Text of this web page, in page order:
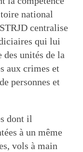
national
centralise
qui lui
des unités de la
aux crimes et
personnes et
dont il
à un même
vols à main